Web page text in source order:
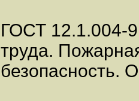
ГОСТ 12.1.004-
труда.
безопасность.